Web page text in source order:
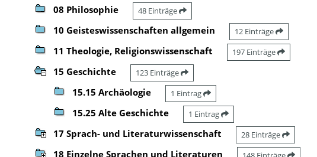
08 Philosophie 48 Einträge
10 Geisteswissenschaften allgemein 12 Einträge
11 Theologie, Religionswissenschaft 197 Einträge
15 Geschichte 123 Einträge
15.15 Archäologie 1 Eintrag
15.25 Alte Geschichte 1 Eintrag
17 Sprach- und Literaturwissenschaft 28 Einträge
18 Einzelne Sprachen und Literaturen